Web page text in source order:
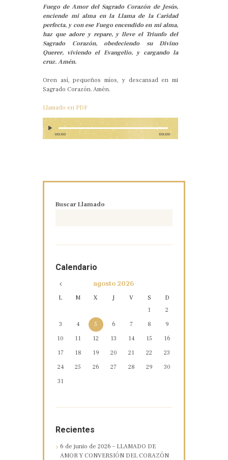
Fuego de Amor del Sagrado Corazón de Jesús,
enciende mi alma en la Llama de la Caridad
perfecta, y con ese Fuego encendido en mi alma,
haz que adore y repare, y lleve el Triunfo del
Sagrado Corazón, obedeciendo su Divino
Querer, viviendo el Evangelio, y cargando la
cruz. Amén.
Oren así, pequeños míos, y descansad en mi
Sagrado Corazón. Amén.
Llamado en PDF
00:00 00:00
Buscar Llamado
Calendario
agosto2026
L M X J V S
D
1
2
3
4 5 6 7 8
9
10
11 12 13 14 15
16
17
18 19 20 21 22
23
24
25 26 27 28 29
30
31
Recientes
6 de junio de 2026 – LLAMADO DE
AMOR Y CONVERSIÓN DEL CORAZÓN